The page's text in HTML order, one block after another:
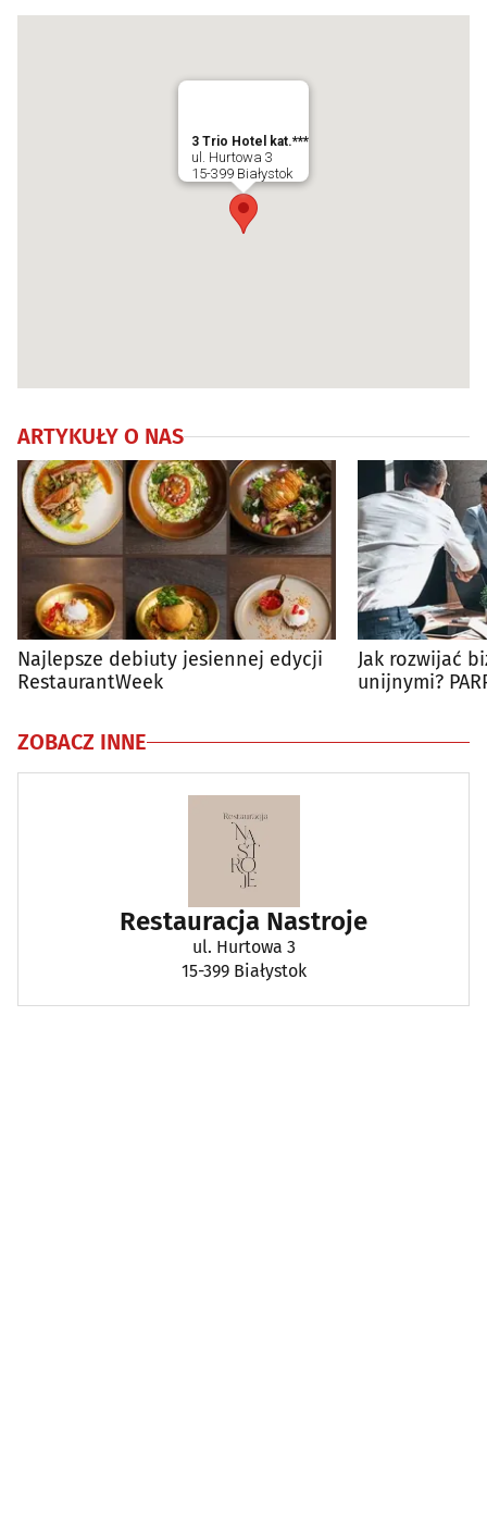
3 Trio Hotel kat.***
ul. Hurtowa 3
15-399 Białystok
ARTYKUŁY O NAS
Najlepsze debiuty jesiennej edycji
RestaurantWeek
Jak rozwijać
unijnymi?
ZOBACZ INNE
Restauracja Nastroje
ul. Hurtowa 3
15-399 Białystok